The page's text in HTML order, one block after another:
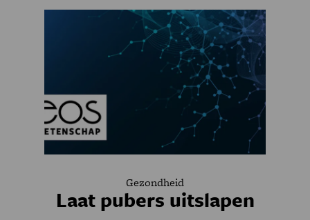
Gezondheid
Laat pubers uitslapen